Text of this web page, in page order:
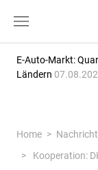
E-Auto-Markt:
Ländern
Home
Kooperation: